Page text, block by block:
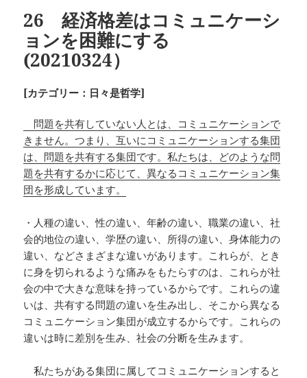
ー
26 経済格差はコミュニケーシ
ョンを困難にする
(20210324）
[カテゴリー：日々是哲学]
問題を共有していない人とは、コミュニケーションで
きません。つまり、互いにコミュニケーションする集団
は、問題を共有する集団です。私たちは、どのような問
題を共有するかに応じて、異なるコミュニケーション集
団を形成しています。
・人種の違い、性の違い、年齢の違い、職業の違い、社
会的地位の違い、学歴の違い、所得の違い、身体能力の
違い、などさまざまな違いがあります。これらが、とき
に身を切られるような痛みをもたらすのは、これらが社
会の中で大きな意味を持っているからです。これらの違
いは、共有する問題の違いを生み出し、そこから異なる
コミュニケーション集団が成立するからです。これらの
違いは時に差別を生み、社会の分断を生みます。
私たちがある集団に属してコミュニケーションすると